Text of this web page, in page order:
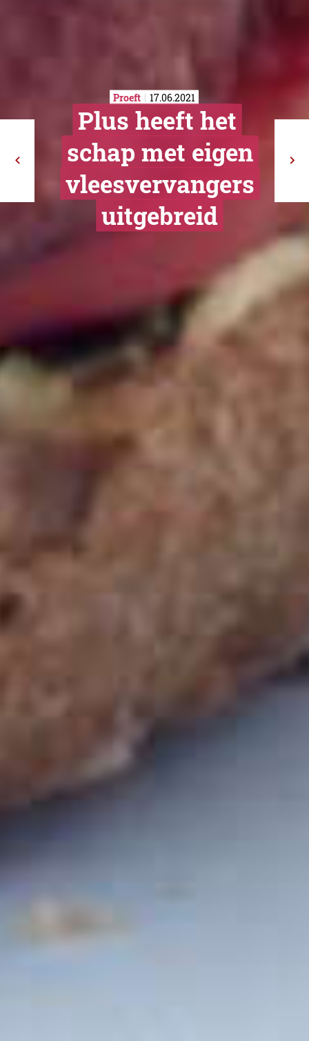
Proeft 17.06.2021
Plus heeft
schap met